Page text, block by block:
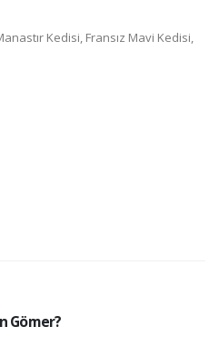
Kedisi, Fransız Mavi Kedisi,
Gömer?